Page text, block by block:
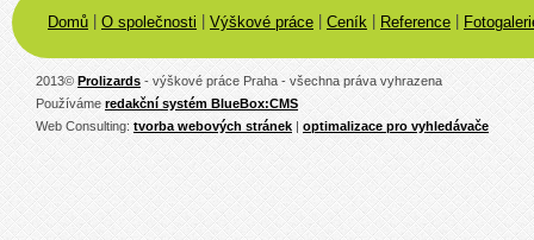
Domů O společnosti Výškové práce Ceník Reference
2013©Prolizards - výškové práce Praha - všechna práva vyhrazena
Používámeredakční systém BlueBox:CMS
Web Consulting:tvorba webových stránek |optimalizace pro vyhledávače